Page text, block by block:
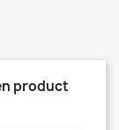
product